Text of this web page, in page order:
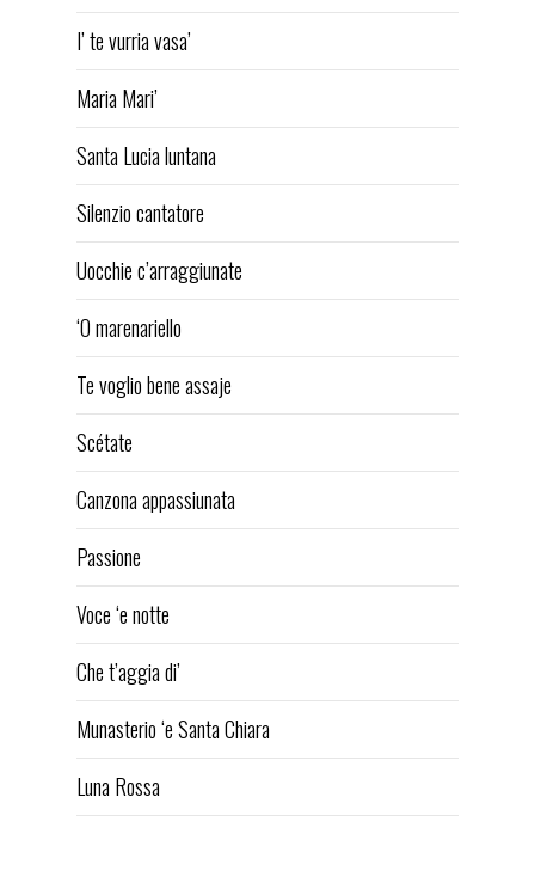
I’ te vurria vasa’
Maria Mari’
Santa Lucia luntana
Silenzio cantatore
Uocchie c’arraggiunate
‘O marenariello
Te voglio bene assaje
Scétate
Canzona appassiunata
Passione
Voce ‘e notte
Che t’aggia di’
Munasterio ‘e Santa Chiara
Luna Rossa
facebook-youtube-instagram
eduardo de crescenzo